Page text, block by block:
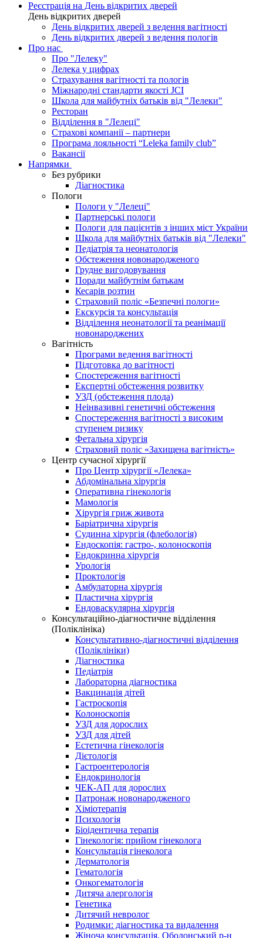
Реєстрація на День відкритих дверей
День відкритих дверей
День відкритих дверей з ведення вагітності
День відкритих дверей з ведення пологів
Про нас
Про "Лелеку"
Лелека у цифрах
Страхування вагітності та пологів
Міжнародні стандарти якості JCI
Школа для майбутніх батьків від "Лелеки"
Ресторан
Відділення в "Лелеці"
Страхові компанії – партнери
Програма лояльності “Leleka family club”
Вакансії
Напрямки
Без рубрики
Діагностика
Пологи
Пологи у "Лелеці"
Партнерські пологи
Пологи для пацієнтів з інших міст України
Школа для майбутніх батьків від "Лелеки"
Педіатрія та неонатологія
Обстеження новонародженого
Грудне вигодовування
Поради майбутнім батькам
Кесарів розтин
Страховий поліс «Безпечні пологи»
Екскурсія та консультація
Відділення неонатології та реанімації
новонароджених
Вагітність
Програми ведення вагітності
Підготовка до вагітності
Спостереження вагітності
Експертні обстеження розвитку
УЗД (обстеження плода)
Неінвазивні генетичні обстеження
Спостереження вагітності з високим
ступенем ризику
Фетальна хірургія
Страховий поліс «Захищена вагітність»
Центр сучасної хірургії
Про Центр хірургії «Лелека»
Абдомінальна хірургія
Оперативна гінекологія
Мамологія
Хірургія гриж живота
Баріатрична хірургія
Судинна хірургія (флебологія)
Ендоскопія: гастро-, колоноскопія
Ендокринна хірургія
Урологія
Проктологія
Амбулаторна хірургія
Пластична хірургія
Ендоваскулярна хірургія
Консультаційно-діагностичне відділення
(Поліклініка)
Консультативно-діагностичні відділення
(Поліклініки)
Діагностика
Педіатрія
Лабораторна діагностика
Вакцинація дітей
Гастроскопія
Колоноскопія
УЗД для дорослих
УЗД для дітей
Естетична гінекологія
Дієтологія
Гастроентерологія
Ендокринологія
ЧЕК-АП для дорослих
Патронаж новонародженого
Хіміотерапія
Психологія
Біоідентична терапія
Гінекологія: прийом гінеколога
Консультація гінеколога
Дерматологія
Гематологія
Онкогематологія
Дитяча алергологія
Генетика
Дитячий невролог
Родимки: діагностика та видалення
Жіноча консультація, Оболонський р-н